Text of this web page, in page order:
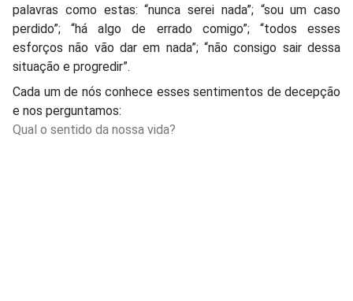
palavras como estas: “nunca serei nada”; “sou um caso
perdido”; “há algo de errado comigo”; “todos esses
esforços não vão dar em nada”; “não consigo sair dessa
situação e progredir”.
Cada um de nós conhece esses sentimentos de decepção
e nos perguntamos:
Qual o sentido da nossa vida?